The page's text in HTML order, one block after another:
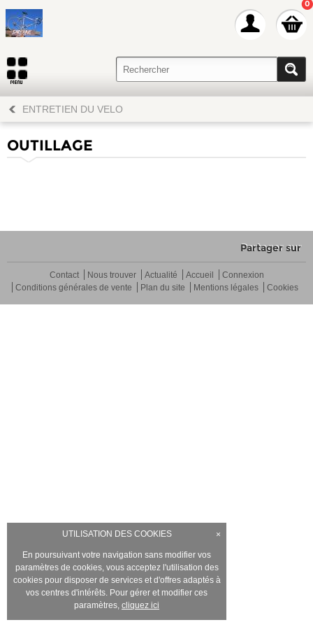
0
UTILISATION DES COOKIES ×
En poursuivant votre navigation sans modifier vos
paramètres de cookies, vous acceptez l'utilisation des
cookies pour disposer de services et d'offres adaptés à
vos centres d'intérêts. Pour gérer et modifier ces
paramètres, cliquez ici
ENTRETIEN DU VELO
OUTILLAGE
Partager sur
Contact Nous trouver Actualité Accueil
Connexion
Conditions générales de vente
Plan du site Mentions légales Cookies